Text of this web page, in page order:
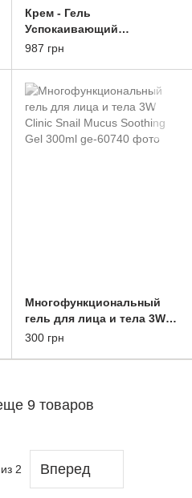
Крем - Гель
Успокаивающий
Заживляющий С
Calming Gel Cream 80ml
987 грн
Многофункциональный
гель для лица и тела 3W
Clinic Snail Mucus
300 грн
9 товаров
из 2 Вперед